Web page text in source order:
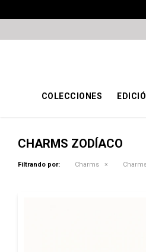
COLECCIONES
CHARMS ZODÍACO
Filtrando por: Charms